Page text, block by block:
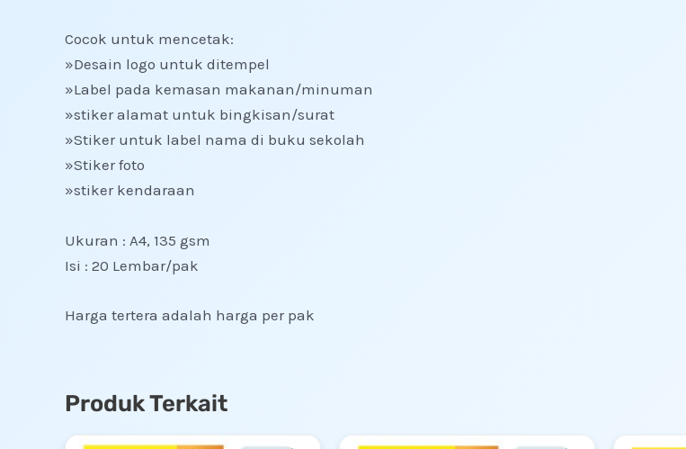
Cocok untuk mencetak:
»Desain logo untuk ditempel
»Label pada kemasan makanan/minuman
»stiker alamat untuk bingkisan/surat
»Stiker untuk label nama di buku sekolah
»Stiker foto
»stiker kendaraan
Ukuran : A4, 135 gsm
Isi : 20 Lembar/pak
Harga tertera adalah harga per pak
Produk Terkait